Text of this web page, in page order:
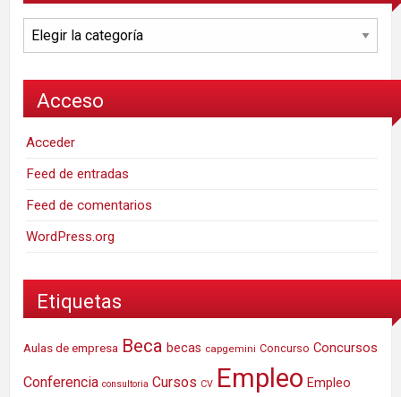
Categorías
Acceso
Acceder
Feed de entradas
Feed de comentarios
WordPress.org
Etiquetas
Aulas de empresa Beca becas capgemini Concurso Concursos
Conferencia consultoria Cursos CV Empleo Empleo